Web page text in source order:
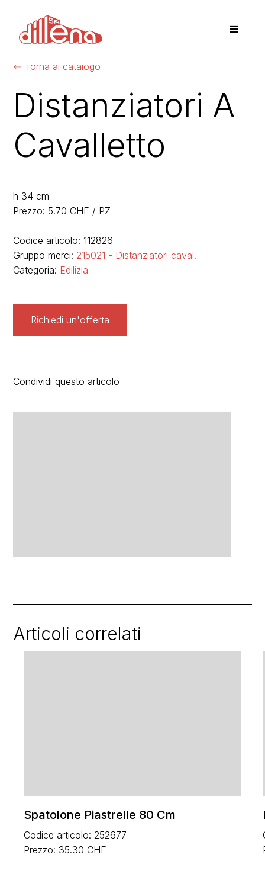
← Torna al catalogo
Distanziatori A
Cavalletto
h 34 cm
Prezzo: 5.70 CHF / PZ
Codice articolo: 112826
Gruppo merci: 215021 - Distanziatori caval.
Categoria: Edilizia
Richiedi un'offerta
Condividi questo articolo
Articoli correlati
Spatolone Piastrelle 80 Cm
Codice articolo: 252677
Prezzo: 35.30 CHF